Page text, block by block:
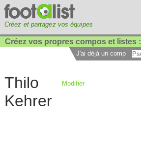
Créez et partagez vos équipes
Créez vos propres compos et listes :
J'ai déjà un compte :
Thilo
Kehrer
Modifier